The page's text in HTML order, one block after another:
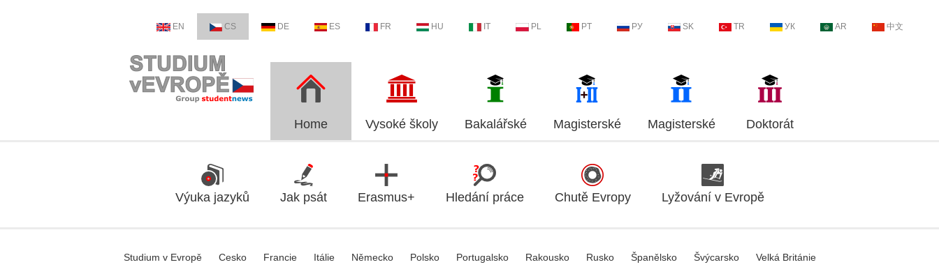
EN CS DE ES FR HU IT PL PT РУ SK TR УК AR 中文
Home Vysoké školy Bakalářské Magisterské Magisterské Doktorát
Výuka jazyků Jak psát Erasmus+ Hledání práce Chutě Evropy Lyžování v Evropě
Studium v Evropě Cesko Francie Itálie Německo Polsko Portugalsko Rakousko Rusko Španělsko Švýcarsko Velká Británie